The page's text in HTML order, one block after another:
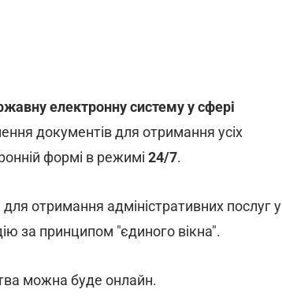
електронну систему у сфері
документів для отримання усіх
формі в режимі 24/7.
отримання адміністративних послуг у
за принципом "єдиного вікна".
можна буде онлайн.